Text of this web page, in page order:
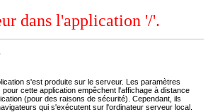
dans l'application '/'.
s'est produite sur le serveur. Les paramètres
cette application empêchent l'affichage à distance
(pour des raisons de sécurité). Cependant, ils
qui s'exécutent sur l'ordinateur serveur local.